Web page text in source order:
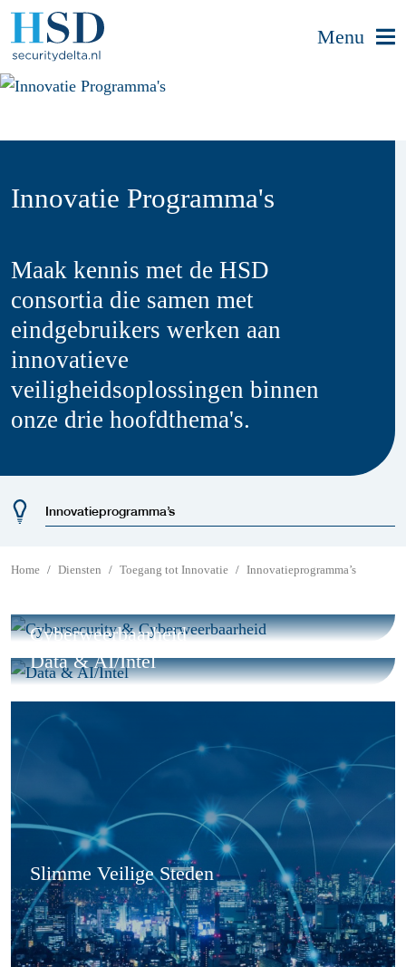
Menu
Innovatie Programma's
Maak kennis met de HSD
consortia die samen met
eindgebruikers werken aan
innovatieve
veiligheidsoplossingen binnen
onze drie hoofdthema's.
Innovatieprogramma’s
Home Diensten Toegang tot Innovatie Innovatieprogramma’s
Cyberweerbaarheid
Data & AI/Intel
Slimme Veilige Steden